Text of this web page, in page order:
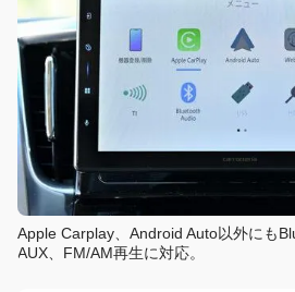
Apple Carplay、Android Auto以外にも
AUX、FM/AM再生に対応。